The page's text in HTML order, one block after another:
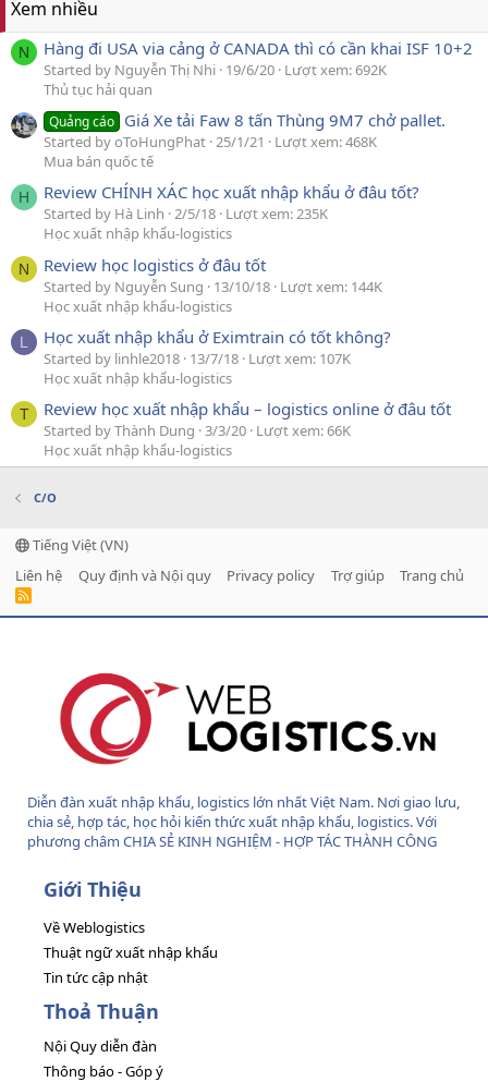
Xem nhiều
N Hàng đi USA via cảng ở CANADA thì có cần khai ISF 10+2
Started by Nguyễn Thị Nhi 19/6/20 Lượt xem: 692K
Thủ tục hải quan
Quảng cáo Giá Xe tải Faw 8 tấn Thùng 9M7 chở pallet.
Started by oToHungPhat 25/1/21
Lượt xem: 468K
Mua bán quốc tế
H Review CHÍNH XÁC học xuất nhập khẩu ở đâu tốt?
Started by Hà Linh 2/5/18 Lượt xem: 235K
Học xuất nhập khẩu-logistics
N Review học logistics ở đâu tốt
Started by Nguyễn Sung 13/10/18 Lượt xem: 144K
Học xuất nhập khẩu-logistics
L Học xuất nhập khẩu ở Eximtrain có tốt không?
Started by linhle2018 13/7/18 Lượt xem: 107K
Học xuất nhập khẩu-logistics
T Review học xuất nhập khẩu – logistics online ở đâu tốt
Started by Thành Dung 3/3/20 Lượt xem: 66K
Học xuất nhập khẩu-logistics
C/O
Tiếng Việt (VN)
Liên hệ
Quy định và Nội quy Privacy policy Trợ giúp Trang chủ
R
Diễn đàn xuất nhập khẩu, logistics lớn nhất Việt Nam. Nơi giao lưu,
chia sẻ, hợp tác, học hỏi kiến thức xuất nhập khẩu, logistics. Với
phương châm CHIA SẺ KINH NGHIỆM - HỢP TÁC THÀNH CÔNG
Giới Thiệu
Về Weblogistics
Thuật ngữ xuất nhập khẩu
Tin tức cập nhật
Thoả Thuận
Nội Quy diễn đàn
Thông báo - Góp ý